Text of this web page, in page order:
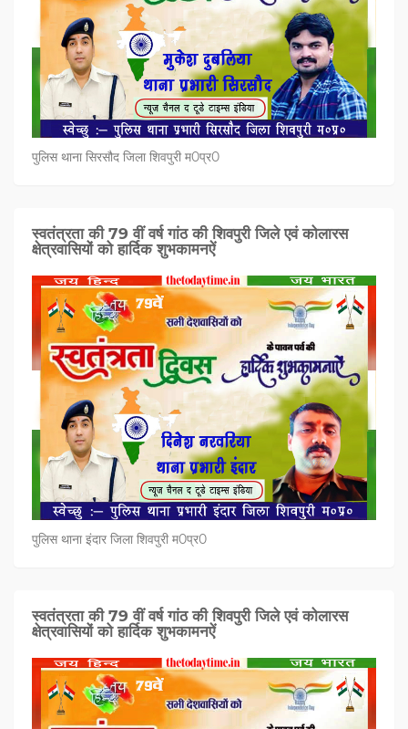
पुलिस थाना सिरसौद जिला शिवपुरी म0प्र0
स्वतंत्रता की 79 वीं वर्ष गांठ की शिवपुरी जिले एवं कोलारस
क्षेत्रवासियों को हार्दिक शुभकामनऐं
पुलिस थाना इंदार जिला शिवपुरी म0प्र0
स्वतंत्रता की 79 वीं वर्ष गांठ की शिवपुरी जिले एवं कोलारस
क्षेत्रवासियों को हार्दिक शुभकामनऐं